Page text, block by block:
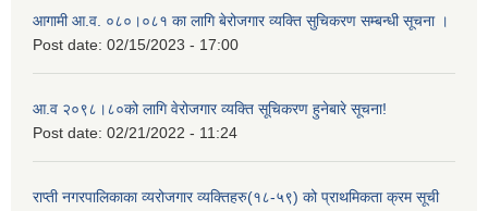
आगामी आ.व. ०८०।०८१ का लागि बेरोजगार व्यक्ति सुचिकरण सम्बन्धी सूचना ।
Post date: 02/15/2023 - 17:00
आ.व २०९८।८०को लागि वेरोजगार व्यक्ति सूचिकरण हुनेबारे सूचना!
Post date: 02/21/2022 - 11:24
राप्ती नगरपालिकाका व्यरोजगार व्यक्तिहरु(१८-५९) को प्राथमिकता क्रम सूची